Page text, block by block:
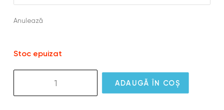
Anulează
Stoc epuizat
ADAUGĂ ÎN COȘ